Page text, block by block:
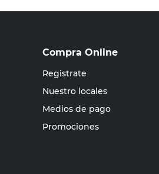
Compra Online
Registrate
Nuestro locales
Medios de pago
Promociones